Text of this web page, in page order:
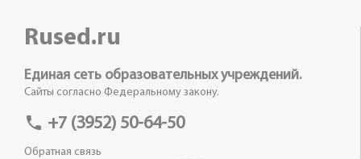
Rused.ru
Единая сеть образовательных учреждений.
Сайты согласно Федеральному закону.
phone +7 (3952) 50-64-50
Обратная связь